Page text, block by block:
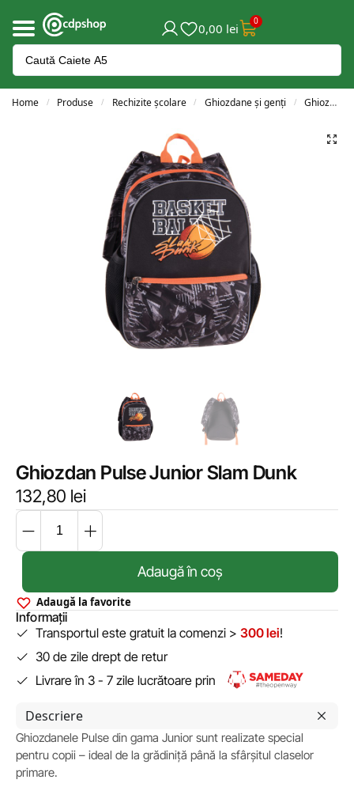
0,00 lei 0
Home / Produse / Rechizite școlare / Ghiozdane și genți / Ghiozdane clasele 0-2
Ghiozdan Pulse Junior Slam Dunk
132,80 lei
Adaugă în coș
Adaugă la favorite
Informații
Transportul este gratuit la comenzi > 300 lei!
30 de zile drept de retur
Livrare în 3 - 7 zile lucrătoare prin
Descriere
Ghiozdanele Pulse din gama Junior sunt realizate special
pentru copii – ideal de la grădiniță până la sfârșitul claselor
primare.